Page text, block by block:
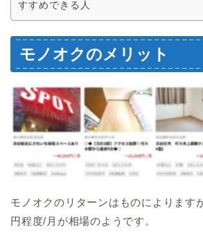
すすめできる人
モノオクのメリット
モノオクのリターンはものによります
円程度/月が相場のようです。